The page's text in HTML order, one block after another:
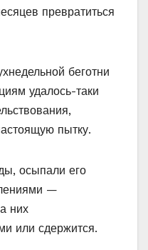
превратиться
беготни
удалось-таки
пытку.
осыпали его
—
них
или сдержится.